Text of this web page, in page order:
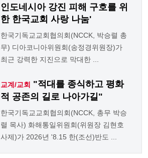
인도네시아 강진 피해 구호를 위
한 한국교회 사랑 나눔'
한국기독교교회협의회(NCCK, 박승렬 총
무) 디아코니아위원회(송정경위원장)가
최근 강력한 지진으로 막대한 ...
교계/교회 "적대를 종식하고 평화
적 공존의 길로 나아가길"
한국기독교교회협의회(NCCK, 총무 박승
렬 목사) 화해통일위원회(위원장 김현호
사제)가 2026년 '8.15 한(조선)반도 ...